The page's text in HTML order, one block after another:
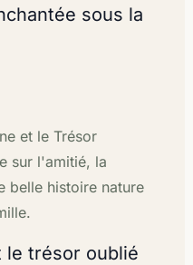
sous la
le trésor oublié